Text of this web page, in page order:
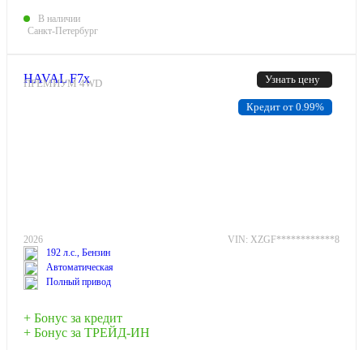
В наличии
Санкт-Петербург
Узнать цену
HAVAL F7x
ПРЕМИУМ 4WD
2026
VIN: XZGF************8
192 л.с., Бензин
Автоматическая
Полный привод
+ Бонус за кредит
+ Бонус за ТРЕЙД-ИН
Кредит от 0.99%